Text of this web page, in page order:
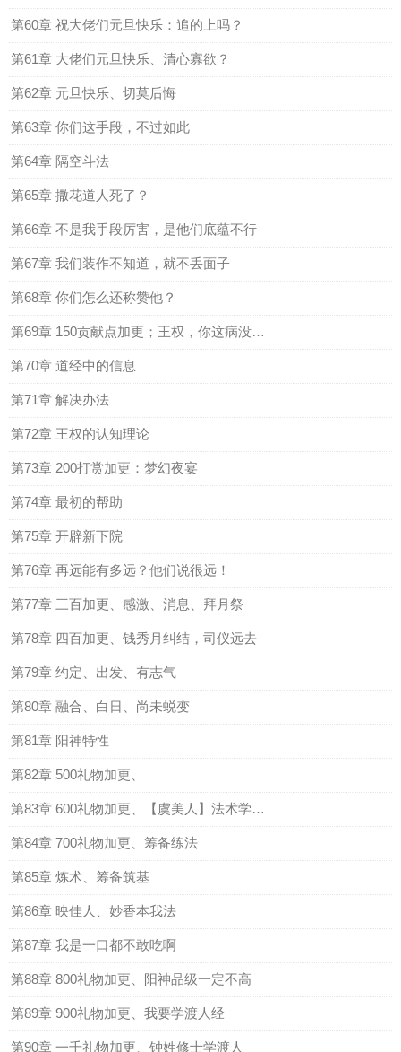
第60章 祝大佬们元旦快乐：追的上吗？
第61章 大佬们元旦快乐、清心寡欲？
第62章 元旦快乐、切莫后悔
第63章 你们这手段，不过如此
第64章 隔空斗法
第65章 撒花道人死了？
第66章 不是我手段厉害，是他们底蕴不行
第67章 我们装作不知道，就不丢面子
第68章 你们怎么还称赞他？
第69章 150贡献点加更；王权，你这病没治了
第70章 道经中的信息
第71章 解决办法
第72章 王权的认知理论
第73章 200打赏加更：梦幻夜宴
第74章 最初的帮助
第75章 开辟新下院
第76章 再远能有多远？他们说很远！
第77章 三百加更、感激、消息、拜月祭
第78章 四百加更、钱秀月纠结，司仪远去
第79章 约定、出发、有志气
第80章 融合、白日、尚未蜕变
第81章 阳神特性
第82章 500礼物加更、
第83章 600礼物加更、【虞美人】法术学道经
第84章 700礼物加更、筹备练法
第85章 炼术、筹备筑基
第86章 映佳人、妙香本我法
第87章 我是一口都不敢吃啊
第88章 800礼物加更、阳神品级一定不高
第89章 900礼物加更、我要学渡人经
第90章 一千礼物加更、钟姓修士学渡人